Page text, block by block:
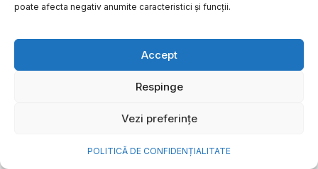
poate afecta negativ anumite caracteristici și funcții.
Accept
Respinge
Vezi preferințe
POLITICĂ DE CONFIDENȚIALITATE
frumoase amintiri ale verii într-
o bijuterie Pandora pe care o